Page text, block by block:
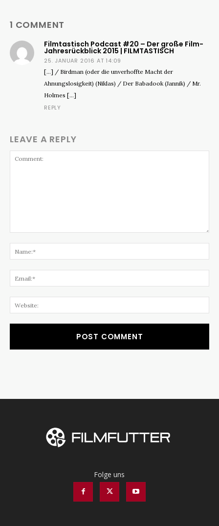
1 COMMENT
Filmtastisch Podcast #20 – Der große Film-
Jahresrückblick 2015 | FILMTASTISCH
25. JANUAR 2016 AT 14:09
[…] / Birdman (oder die unverhoffte Macht der
Ahnungslosigkeit) (Niklas) / Der Babadook (Jannik) / Mr.
Holmes […]
REPLY
LEAVE A REPLY
Folge uns